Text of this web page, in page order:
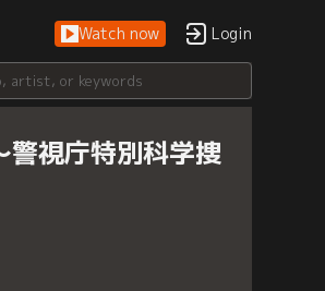
Watch now Login
警視庁特別科学捜